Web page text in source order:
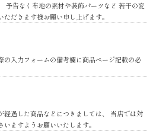
予告なく布地の素材や装飾パーツなど 若干の変
だきます様お願い申し上げます。
の入力フォームの備考欄に商品ページ記載の必
経過した商品などにつきましては、 当店では対
ますようお願いいたします。